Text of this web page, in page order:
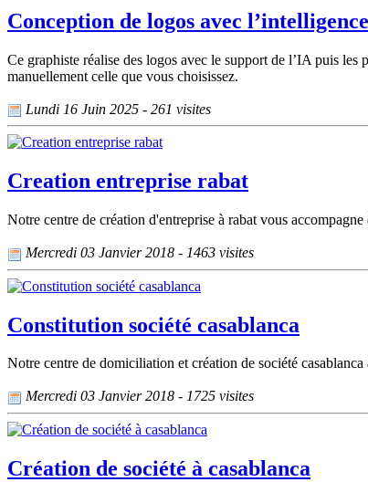
Conception de logos avec
Ce graphiste réalise des logos avec le support de l’IA puis
manuellement celle que vous choisissez.
Lundi 16 Juin 2025 - 261 visites
Creation entreprise rabat
Notre centre de création d'entreprise à rabat vous
Mercredi 03 Janvier 2018 - 1463 visites
Constitution société casablanca
Notre centre de domiciliation et création de société
Mercredi 03 Janvier 2018 - 1725 visites
Création de société à casablanca